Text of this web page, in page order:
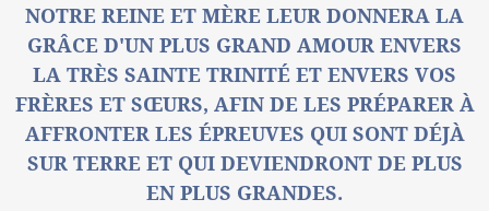
NOTRE REINE ET MÈRE LEUR DONNERA LA
GRÂCE D'UN PLUS GRAND AMOUR ENVERS
LA TRÈS SAINTE TRINITÉ ET ENVERS VOS
FRÈRES ET SŒURS, AFIN DE LES PRÉPARER À
AFFRONTER LES ÉPREUVES QUI SONT DÉJÀ
SUR TERRE ET QUI DEVIENDRONT DE PLUS
EN PLUS GRANDES.